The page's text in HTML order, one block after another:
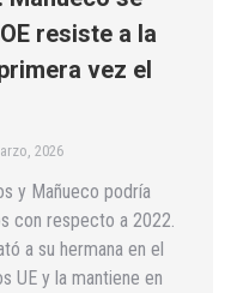
resiste a la
vez el
2026
y Mañueco podría
con respecto a 2022.
a su hermana en el
UE y la mantiene en